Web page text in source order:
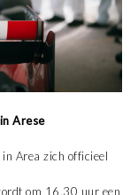
Arese
Area zich officieel
om 16.30 uur een